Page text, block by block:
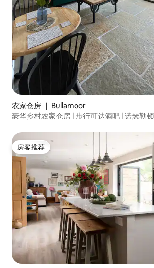
农家仓房 ｜ Bullamoor
豪华乡村农家仓房 | 步行可达酒吧 | 诺瑟勒顿
房客推荐
房客推荐